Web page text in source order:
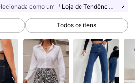
como um 「Loja de Tendências」
Todos os itens